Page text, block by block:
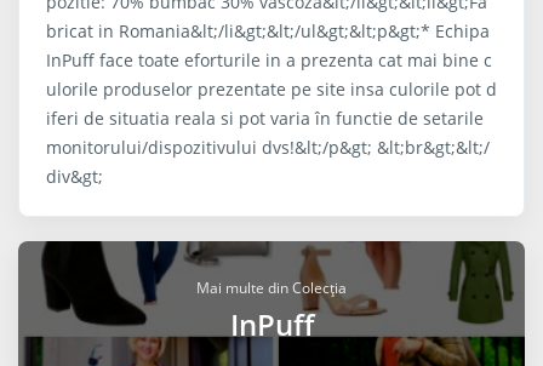
bricat in Romania&lt;/li&gt;&lt;/ul&gt;&lt;p&gt;* Echipa
InPuff face toate eforturile in a prezenta cat mai bine c
ulorile produselor prezentate pe site insa culorile pot d
iferi de situatia reala si pot varia în functie de setarile
monitorului/dispozitivului dvs!&lt;/p&gt; &lt;br&gt;&lt;/
div&gt;
Mai multe din Colecția
InPuff